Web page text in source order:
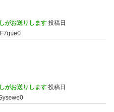
がお送りします 投稿日
がお送りします 投稿日